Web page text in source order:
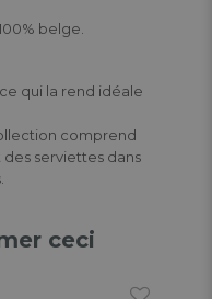
belge.
, ce qui la rend idéale
comprend
serviettes dans
ceci